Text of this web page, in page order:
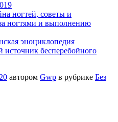
ногтей, советы и
ногтями и выполнению
эноциклопедия
бесперебойного
автором Gwp в рубрике Без